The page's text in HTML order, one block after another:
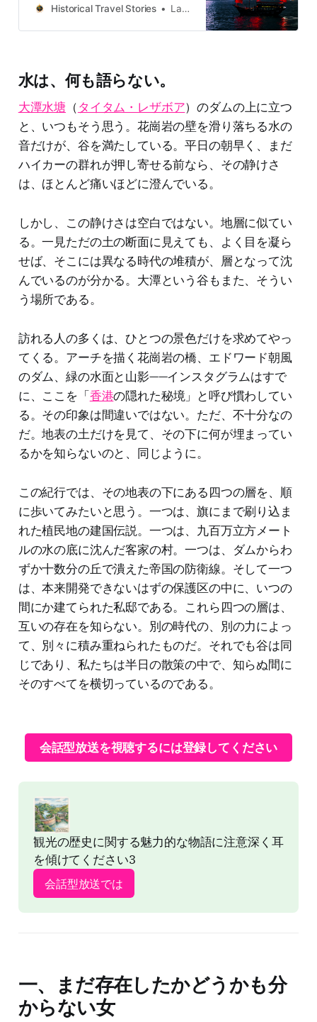
neighbourhoods filled with
Historical Travel Stories Lawrence
水は、何も語らない。
大潭水塘 （タイタム・レザボア）のダムの上に立つ
と、いつもそう思う。花崗岩の壁を滑り落ちる水の
音だけが、谷を満たしている。平日の朝早く、まだ
ハイカーの群れが押し寄せる前なら、その静けさ
は、ほとんど痛いほどに澄んでいる。
しかし、この静けさは空白ではない。地層に似てい
る。一見ただの土の断面に見えても、よく目を凝ら
せば、そこには異なる時代の堆積が、層となって沈
んでいるのが分かる。大潭という谷もまた、そうい
う場所である。
訪れる人の多くは、ひとつの景色だけを求めてやっ
てくる。アーチを描く花崗岩の橋、エドワード朝風
のダム、緑の水面と山影——インスタグラムはすで
に、ここを「香港の隠れた秘境」と呼び慣わしてい
る。その印象は間違いではない。ただ、不十分なの
だ。地表の土だけを見て、その下に何が埋まってい
るかを知らないのと、同じように。
この紀行では、その地表の下にある四つの層を、順
に歩いてみたいと思う。一つは、旗にまで刷り込ま
れた植民地の建国伝説。一つは、九百万立方メート
ルの水の底に沈んだ客家の村。一つは、ダムからわ
ずか十数分の丘で潰えた帝国の防衛線。そして一つ
は、本来開発できないはずの保護区の中に、いつの
間にか建てられた私邸である。これら四つの層は、
互いの存在を知らない。別の時代の、別の力によっ
て、別々に積み重ねられたものだ。それでも谷は同
じであり、私たちは半日の散策の中で、知らぬ間に
そのすべてを横切っているのである。
会話型放送を視聴するには登録してください
観光の歴史に関する魅力的な物語に注意深く耳
を傾けてください3
会話型放送では
一、まだ存在したかどうかも分
からない女